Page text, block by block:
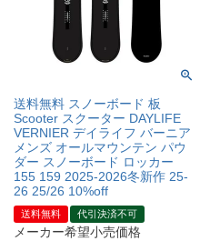
送料無料 スノーボード 板
Scooter スクーター DAYLIFE
VERNIER デイライフ バーニア
メンズ オールマウンテン パウ
ダー スノーボード ロッカー
155 159 2025-2026冬新作 25-
26 25/26 10%off
送料無料 代引決済不可
メーカー希望小売価格